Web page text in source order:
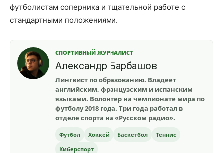
футболистам соперника и тщательной работе с
стандартными положениями.
СПОРТИВНЫЙ ЖУРНАЛИСТ
Александр Барбашов
Лингвист по образованию. Владеет
английским, французским и испанским
языками. Волонтер на чемпионате мира по
футболу 2018 года. Три года работал в
отделе спорта на «Русском радио».
Футбол Хоккей Баскетбол
Теннис
Киберспорт